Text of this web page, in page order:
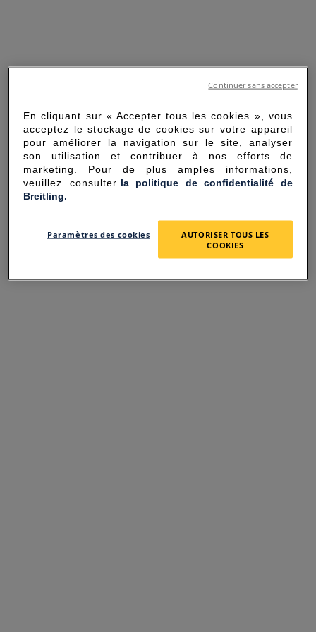
SORRY FOR THE
INCONVENIENCE
UNEXPECTED ERROR OCCURRED.
En cliquant sur « Accepter tous les cookies », vous
acceptez le stockage de cookies sur votre appareil
pour améliorer la navigation sur le site, analyser
son utilisation et contribuer à nos efforts de
marketing. Pour de plus amples informations,
veuillez consulter la politique de confidentialité de
Breitling.
Paramètres des cookies
AUTORISER TOUS LES
COOKIES
Continuer sans accepter